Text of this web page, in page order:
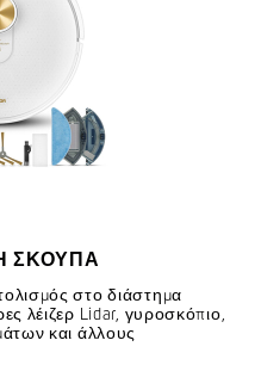
ΣΚΟΎΠΑ
στο διάστημα
λέιζερ Lidar, γυροσκόπιο,
και άλλους